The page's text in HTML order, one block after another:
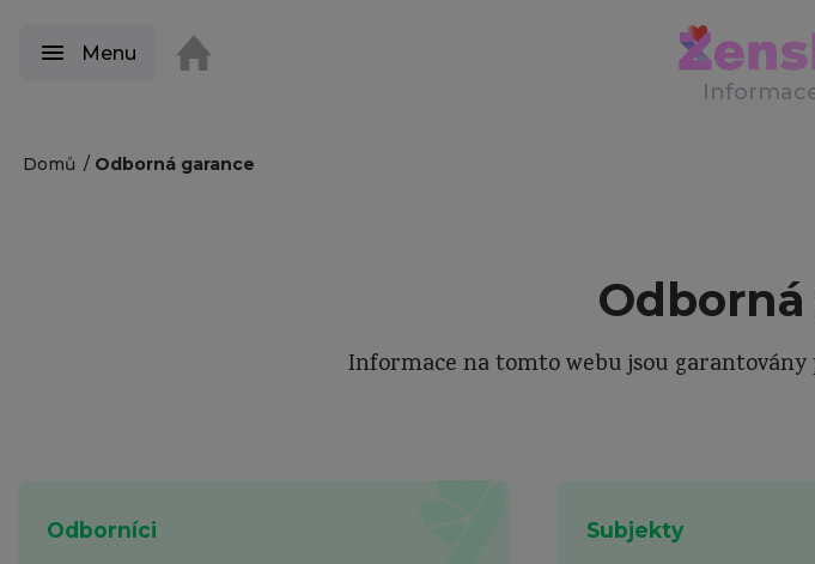
Menu
Domů Odborná garance
Informace na tomto webu jsou
Odborníci Subjekty